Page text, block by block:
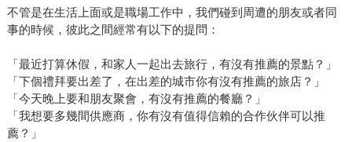
不管是在生活上面或是職場工作中，我們碰到周遭的朋友或者同
事的時候，彼此之間經常有以下的提問：
「最近打算休假，和家人一起出去旅行，有沒有推薦的景點？」
「下個禮拜要出差了，在出差的城市你有沒有推薦的旅店？」
「今天晚上要和朋友聚會，有沒有推薦的餐廳？」
「我想要多幾間供應商，你有沒有值得信賴的合作伙伴可以推
薦？」